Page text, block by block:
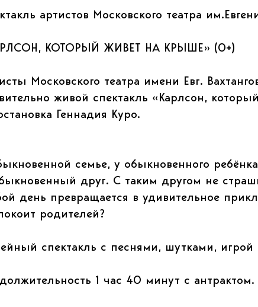
артистов Московского театра
КОТОРЫЙ ЖИВЕТ НА КРЫШЕ» (0+)
Московского театра имени Евг.
живой спектакль «Карлсон,
Геннадия Куро.
семье, у обыкновенного
друг. С таким другом не
день превращается в удивительное
родителей?
спектакль с песнями, шутками, игрой
1 час 40 минут с антрактом.